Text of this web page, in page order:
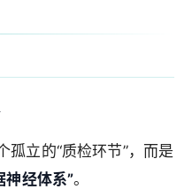
孤立的“质检环节”，而是
神经体系”。